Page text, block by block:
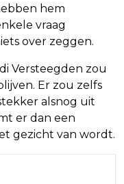
hem
vraag
over zeggen.
Versteegden zou
Er zou zelfs
alsnog uit
er dan een
gezicht van wordt.